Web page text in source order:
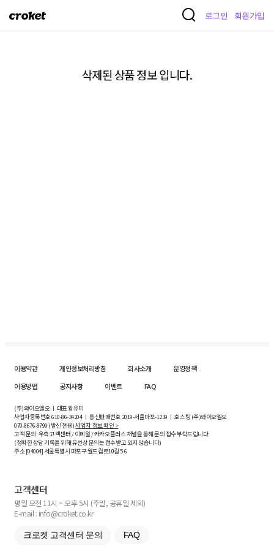
크
로그인 회원가입
삭제된 상품 정보 입니다.
이용약관 개인정보처리방침 회사소개
운영정책
이용방법
공지사항 이벤트 FAQ
(주)와이오엘오 ㅣ 대표 황유미
사업자등록번호610-86-34204ㅣ 통신판매번호 2019-서울마포-1239 ㅣ 호스팅 (주)와이오엘오
070-8676-8799 (발신 전용)사업자 정보 확인 >
고객 문의: 우측 고객센터 / 이메일 / 카카오플러스 채널을 통해 문의 접수 부탁드립니다.
(정확한 상담 기록을 위해 유선상 문의는 접수받고 있지 않습니다)
주소 [04004] 서울특별시 마포구 월드컵로10길5-6
고객센터
평일 오전 11시 ~ 오후 5시 (주말, 공휴일 제외)
E-mail : info@croket.co.kr
크로켓 고객센터 문의 FAQ